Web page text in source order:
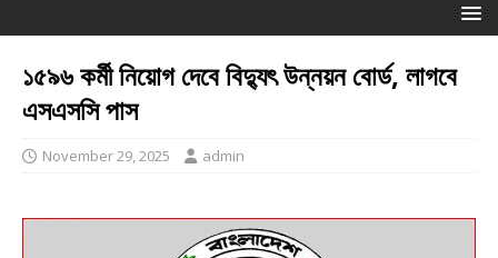
১৫৯৬ কর্মী নিয়োগ দেবে বিদ্যুৎ উন্নয়ন বোর্ড, লাগবে
এসএসসি পাস
November 29, 2025 admin